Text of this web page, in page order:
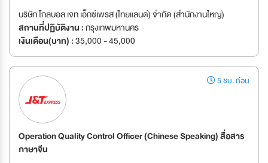
บริษัท โกลบอล เจท เอ็กซ์เพรส (ไทยแลนด์) จำกัด (สำนักงานใหญ่)
สถานที่ปฏิบัติงาน :กรุงเทพมหานคร
เงินเดือน(บาท) :35,000 - 45,000
5 ชม. ก่อน
Operation Quality Control Officer (Chinese Speaking) สื่อสาร
ภาษาจีน